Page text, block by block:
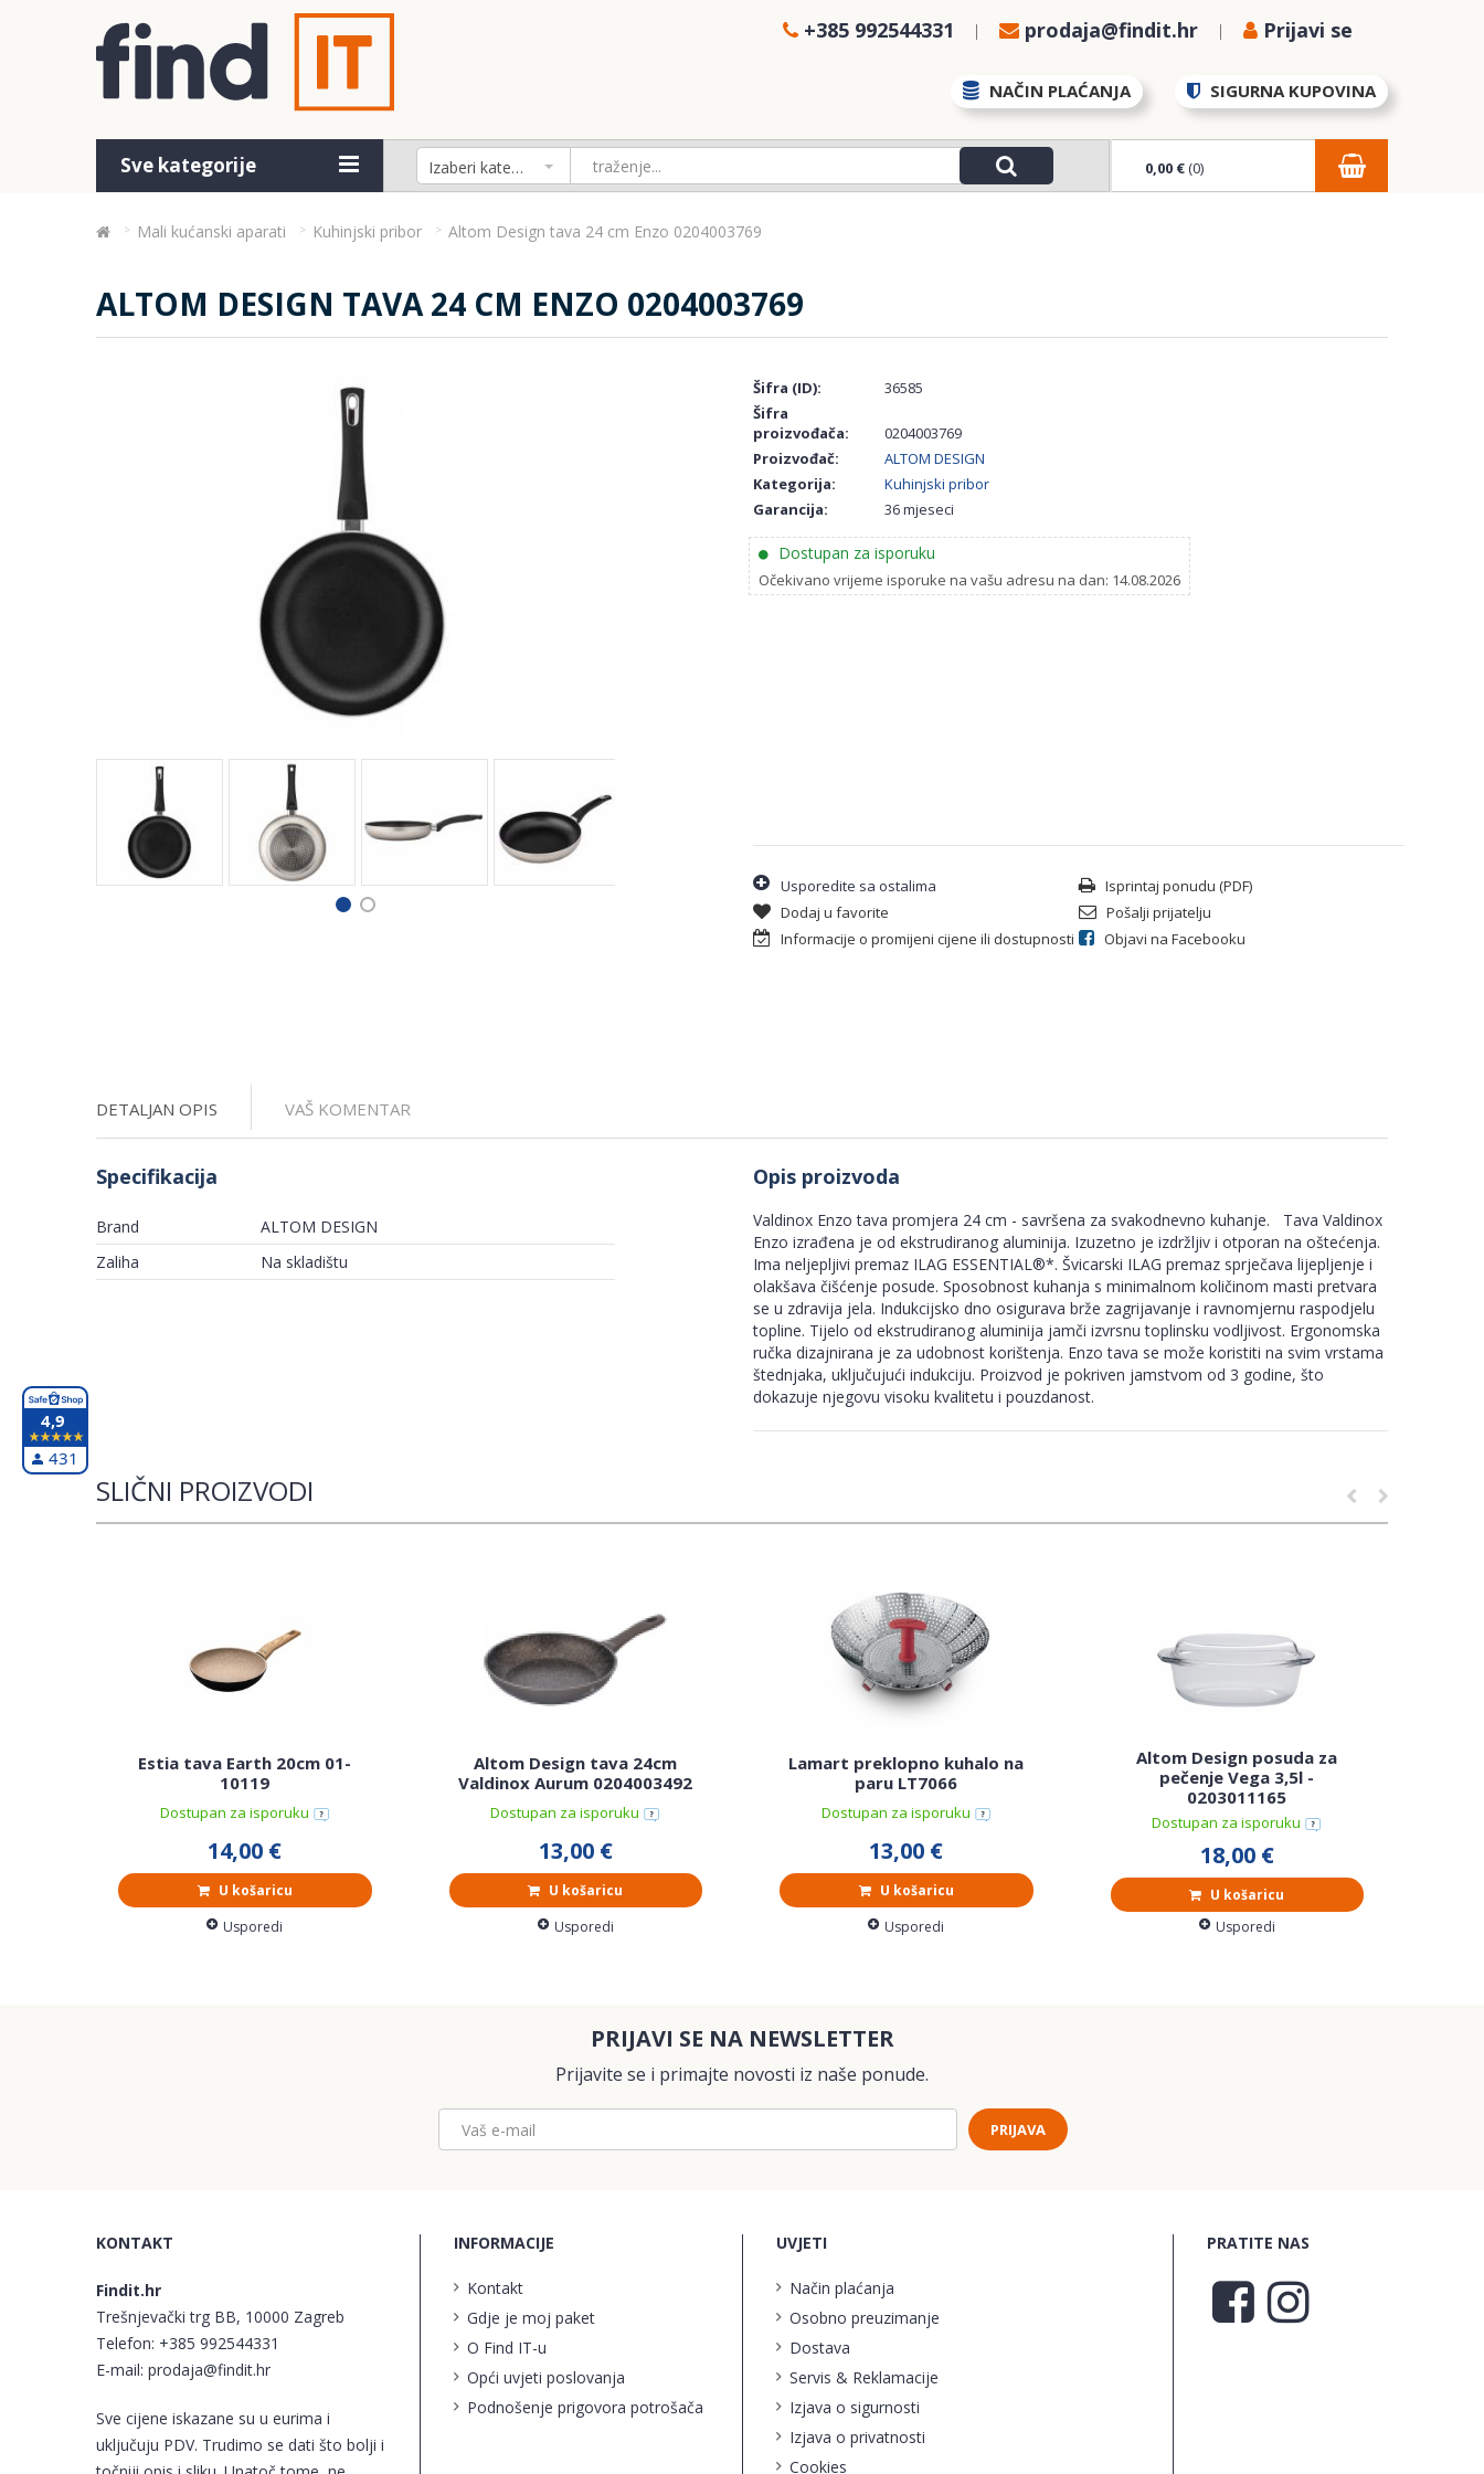
+385 992544331 prodaja@findit.hr Prijavi se
NAČIN PLAĆANJA SIGURNA KUPOVINA
Sve kategorije Izaberi kategoriju 0,00 €(0)
Mali kućanski aparati Kuhinjski pribor Altom Design tava 24 cm Enzo 0204003769
ALTOM DESIGN TAVA 24 CM ENZO 0204003769
Šifra (ID):
36585
Šifra
proizvođača:
0204003769
Proizvođač:
ALTOM DESIGN
Kategorija:
Kuhinjski pribor
Garancija:
36 mjeseci
Dostupan za isporuku
Očekivano vrijeme isporuke na vašu adresu na dan: 14.08.2026
Usporedite sa ostalima
Isprintaj ponudu (PDF)
Dodaj u favorite
Pošalji prijatelju
Informacije o promijeni cijene ili dostupnosti
Objavi na Facebooku
DETALJAN OPIS VAŠ KOMENTAR
Specifikacija
Brand
ALTOM DESIGN
Zaliha
Na skladištu
Opis proizvoda
Valdinox Enzo tava promjera 24 cm - savršena za svakodnevno kuhanje. Tava Valdinox
Enzo izrađena je od ekstrudiranog aluminija. Izuzetno je izdržljiv i otporan na oštećenja.
Ima neljepljivi premaz ILAG ESSENTIAL®*. Švicarski ILAG premaz sprječava lijepljenje i
olakšava čišćenje posude. Sposobnost kuhanja s minimalnom količinom masti pretvara
se u zdravija jela. Indukcijsko dno osigurava brže zagrijavanje i ravnomjernu raspodjelu
topline. Tijelo od ekstrudiranog aluminija jamči izvrsnu toplinsku vodljivost. Ergonomska
ručka dizajnirana je za udobnost korištenja. Enzo tava se može koristiti na svim vrstama
štednjaka, uključujući indukciju. Proizvod je pokriven jamstvom od 3 godine, što
dokazuje njegovu visoku kvalitetu i pouzdanost.
SLIČNI PROIZVODI
Estia tava Earth 20cm 01-
10119
Dostupan za isporuku
14,00 €
U košaricu
Usporedi
Altom Design tava 24cm
Valdinox Aurum 0204003492
Dostupan za isporuku
13,00 €
U košaricu
Usporedi
Lamart preklopno kuhalo na
paru LT7066
Dostupan za isporuku
13,00 €
U košaricu
Usporedi
Altom Design posuda za
pečenje Vega 3,5l -
0203011165
Dostupan za isporuku
18,00 €
U košaricu
Usporedi
PRIJAVI SE NA NEWSLETTER
Prijavite se i primajte novosti iz naše ponude.
PRIJAVA
KONTAKT
Findit.hr
Trešnjevački trg BB, 10000 Zagreb
Telefon: +385 992544331
E-mail: prodaja@findit.hr
Sve cijene iskazane su u eurima i
uključuju PDV. Trudimo se dati što bolji i
INFORMACIJE
Kontakt
Gdje je moj paket
O Find IT-u
Opći uvjeti poslovanja
Podnošenje prigovora potrošača
UVJETI
Način plaćanja
Osobno preuzimanje
Dostava
Servis & Reklamacije
Izjava o sigurnosti
Izjava o privatnosti
Cookies
PRATITE NAS
4,9
431